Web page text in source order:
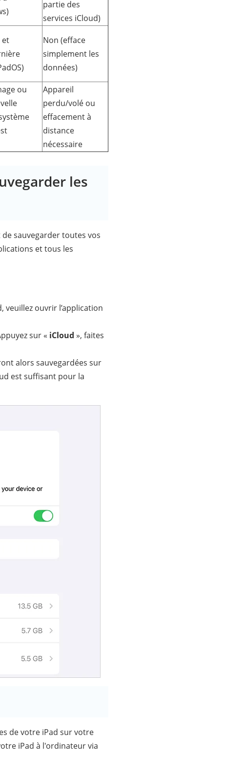
partie des
services iCloud)
et
Non (efface
simplement les
données)
ou
Appareil
perdu/volé ou
effacement à
distance
nécessaire
les
sauvegarder toutes vos
et tous les
veuillez ouvrir l’application
sur « iCloud », faites
alors sauvegardées sur
est suffisant pour la
de votre iPad sur votre
iPad à l'ordinateur via